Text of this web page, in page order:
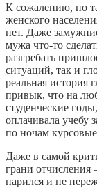
К сожалению, по
женского
нет. Даже
мужа что-то
разгребать
ситуаций, так и
реальная история
привык, что на
студенческие
оплачивала учебу
по ночам
Даже в самой
грани
парился и не